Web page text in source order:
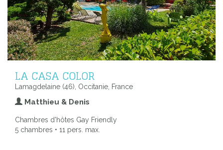
LA CASA COLOR
Lamagdelaine (46), Occitanie, France
Matthieu & Denis
Chambres d'hôtes Gay Friendly
5 chambres • 11 pers. max.